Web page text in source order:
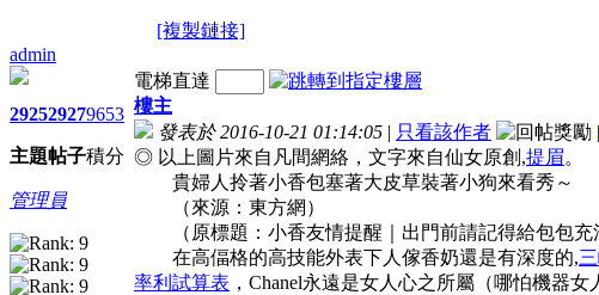
[複製鏈接]
admin
2925
主題
2927
帖子
9653
積分
管理員
電梯直達
樓主
發表於 2016-10-21 01:14:05 | 只看該作者 |
◎ 以上圖片來自凡間網絡，文字來自仙女原創,提眉。
貴婦人拎著小香包塞著大皮草裝著小狗來看秀～
（來源：東方網）
（原標題：小香友情提醒｜出門前請記得給包包充
在高偪格的高技能外表下人傢香奶還是有深度的,
率利試算表 ，Chanel永遠是女人心之所屬（哪怕機器